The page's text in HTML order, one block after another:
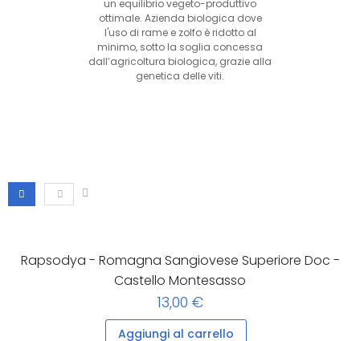
un equilibrio vegeto-produttivo
ottimale. Azienda biologica dove
l'uso di rame e zolfo è ridotto al
minimo, sotto la soglia concessa
dall’agricoltura biologica, grazie alla
genetica delle viti.
Rapsodya - Romagna Sangiovese Superiore Doc -
Castello Montesasso
13,00 €
Aggiungi al carrello